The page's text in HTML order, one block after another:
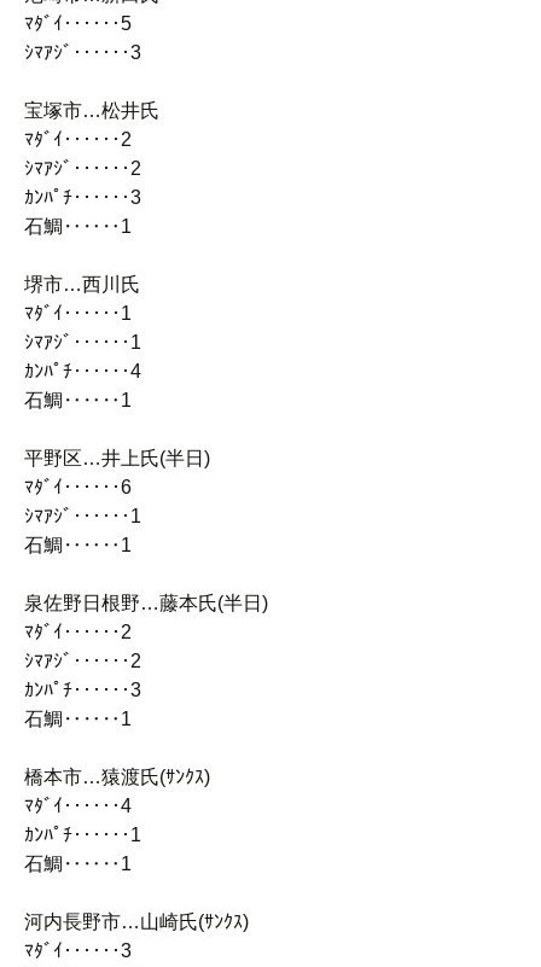
ﾏﾀﾞｲ‥‥‥5
ｼﾏｱｼﾞ‥‥‥3
宝塚市…松井氏
ﾏﾀﾞｲ‥‥‥2
ｼﾏｱｼﾞ‥‥‥2
ｶﾝﾊﾟﾁ‥‥‥3
石鯛‥‥‥1
堺市…西川氏
ﾏﾀﾞｲ‥‥‥1
ｼﾏｱｼﾞ‥‥‥1
ｶﾝﾊﾟﾁ‥‥‥4
石鯛‥‥‥1
平野区…井上氏(半日)
ﾏﾀﾞｲ‥‥‥6
ｼﾏｱｼﾞ‥‥‥1
石鯛‥‥‥1
泉佐野日根野…藤本氏(半日)
ﾏﾀﾞｲ‥‥‥2
ｼﾏｱｼﾞ‥‥‥2
ｶﾝﾊﾟﾁ‥‥‥3
石鯛‥‥‥1
橋本市…猿渡氏(ｻﾝｸｽ)
ﾏﾀﾞｲ‥‥‥4
ｶﾝﾊﾟﾁ‥‥‥1
石鯛‥‥‥1
河内長野市…山崎氏(ｻﾝｸｽ)
ﾏﾀﾞｲ‥‥‥3